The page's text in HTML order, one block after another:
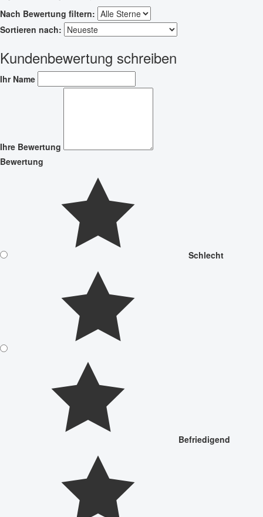
Nach Bewertung filtern:
Sortieren nach:
Kundenbewertung schreiben
Ihr Name
Ihre Bewertung
Bewertung
Schlecht
Befriedigend